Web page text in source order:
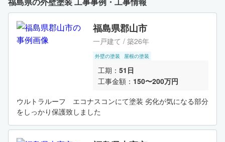
福島県郡山市
一戸建て / 築26年
外壁の塗装 屋根の塗装
工期： 51日
工事金額： 150〜200万円
ウルトラルーフ エコナスコンにて塗装 劣化が気になる部分
をしっかり保護致しました